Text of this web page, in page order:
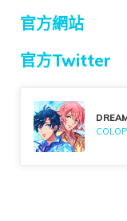
官方網站
官方Twitter